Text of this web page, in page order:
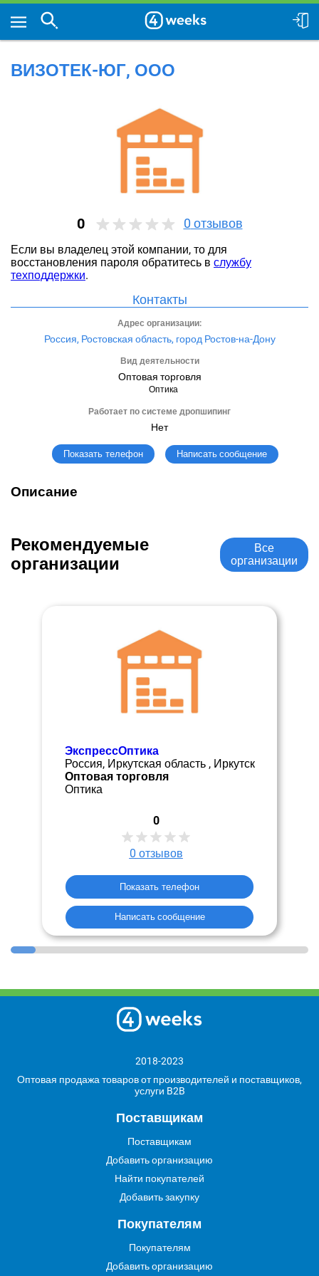
ВИЗОТЕК-ЮГ, ООО
0 0 отзывов
Если вы владелец этой компании, то для
восстановления пароля обратитесь в службу
техподдержки.
Контакты
Адрес организации:
Россия, Ростовская область, город Ростов-на-Дону
Вид деятельности
Оптовая торговля
Оптика
Работает по системе дропшипинг
Нет
Показать телефон Написать сообщение
Описание
Рекомендуемые
организации
Все
организации
ЭкспрессОптика
Россия, Иркутская область , Иркутск
Оптовая торговля
Оптика
0
0 отзывов
Показать телефон
Написать сообщение
2018-2023
Оптовая продажа товаров от производителей и поставщиков,
услуги B2B
Поставщикам
Поставщикам
Добавить организацию
Найти покупателей
Добавить закупку
Покупателям
Покупателям
Добавить организацию